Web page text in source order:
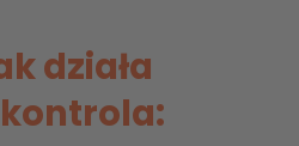
działa